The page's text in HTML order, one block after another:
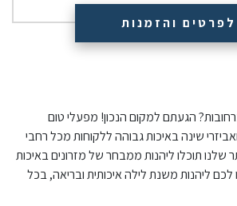
לפרטים והזמנות
הגעתם למקום הנכון! מפעלי טום
שינה באיכות גבוהה ללקוחות מכל רחבי
שלנו תוכלו ליהנות ממבחר של מזרונים באיכות
ליהנות משנת לילה איכותית ובריאה, בכל